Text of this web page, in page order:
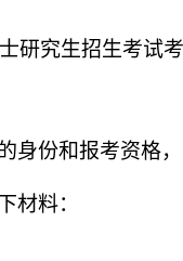
研究生招生考试
身份和报考资格
材料：